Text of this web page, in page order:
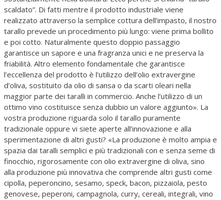
scaldato”. Di fatti mentre il prodotto industriale viene
realizzato attraverso la semplice cottura dell’impasto, il nostro
tarallo prevede un procedimento più lungo: viene prima bollito
e poi cotto. Naturalmente questo doppio passaggio
garantisce un sapore e una fragranza unici e ne preserva la
friabilità. Altro elemento fondamentale che garantisce
l’eccellenza del prodotto è l’utilizzo dell’olio extravergine
d’oliva, sostituito da olio di sansa o da scarti oleari nella
maggior parte dei taralli in commercio. Anche l’utilizzo di un
ottimo vino costituisce senza dubbio un valore aggiunto». La
vostra produzione riguarda solo il tarallo puramente
tradizionale oppure vi siete aperte all’innovazione e alla
sperimentazione di altri gusti? «La produzione è molto ampia e
spazia dai taralli semplici e più tradizionali con e senza seme di
finocchio, rigorosamente con olio extravergine di oliva, sino
alla produzione più innovativa che comprende altri gusti come
cipolla, peperoncino, sesamo, speck, bacon, pizzaiola, pesto
genovese, peperoni, campagnola, curry, cereali, integrali, vino